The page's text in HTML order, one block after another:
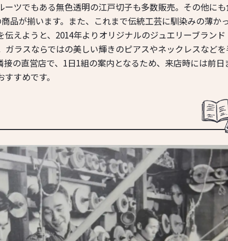
ツでもある無色透明の江戸切子も多数販売。その他にも
品が揃います。また、これまで伝統工芸に馴染みの薄か
えようと、2014年よりオリジナルのジュエリーブランド
ガラスならではの美しい輝きのピアスやネックレスなど
の直営店で、1日1組の案内となるため、来店時には前日
すめです。